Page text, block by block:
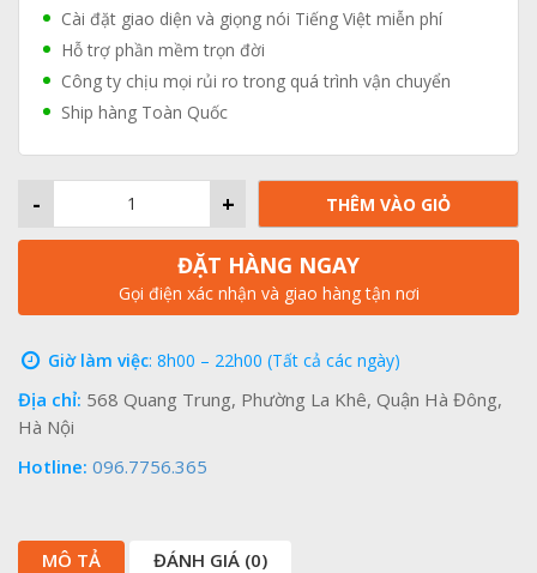
Cài đặt giao diện và giọng nói Tiếng Việt miễn phí
Hỗ trợ phần mềm trọn đời
Công ty chịu mọi rủi ro trong quá trình vận chuyển
Ship hàng Toàn Quốc
+
- THÊM VÀO GIỎ
ĐẶT HÀNG NGAY
Gọi điện xác nhận và giao hàng tận nơi
Giờ làm việc: 8h00 – 22h00 (Tất cả các ngày)
Địa chỉ: 568 Quang Trung, Phường La Khê, Quận Hà Đông,
Hà Nội
Hotline: 096.7756.365
MÔ TẢ ĐÁNH GIÁ (0)